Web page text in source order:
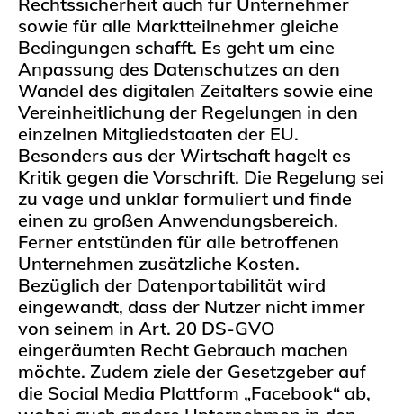
sowie für alle Marktteilnehmer gleiche
Bedingungen schafft. Es geht um eine
Anpassung des Datenschutzes an den
Wandel des digitalen Zeitalters sowie eine
Vereinheitlichung der Regelungen in den
einzelnen Mitgliedstaaten der EU.
Besonders aus der Wirtschaft hagelt es
Kritik gegen die Vorschrift. Die Regelung sei
zu vage und unklar formuliert und finde
einen zu großen Anwendungsbereich.
Ferner entstünden für alle betroffenen
Unternehmen zusätzliche Kosten.
Bezüglich der Datenportabilität wird
eingewandt, dass der Nutzer nicht immer
von seinem in Art. 20 DS-GVO
eingeräumten Recht Gebrauch machen
möchte. Zudem ziele der Gesetzgeber auf
die Social Media Plattform „Facebook“ ab,